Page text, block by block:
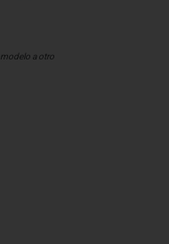
a otro